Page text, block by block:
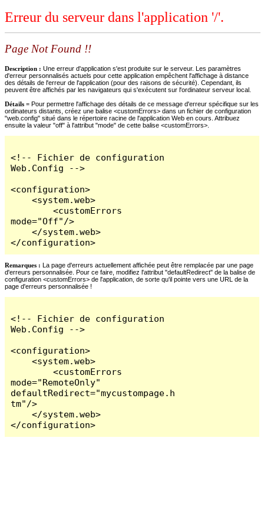
Erreur du serveur dans l'application '/'.
Page Not Found !!
Description : Une erreur d'application s'est produite sur le serveur. Les paramètres
d'erreur personnalisés actuels pour cette application empêchent l'affichage à distance
des détails de l'erreur de l'application (pour des raisons de sécurité). Cependant, ils
peuvent être affichés par les navigateurs qui s'exécutent sur l'ordinateur serveur local.
Détails = Pour permettre l'affichage des détails de ce message d'erreur spécifique sur les
ordinateurs distants, créez une balise <customErrors> dans un fichier de configuration
"web.config" situé dans le répertoire racine de l'application Web en cours. Attribuez
ensuite la valeur "off" à l'attribut "mode" de cette balise <customErrors>.
<!-- Fichier de configuration
Web.Config -->
<configuration>
    <system.web>
        <customErrors
mode="Off"/>
    </system.web>
</configuration>
Remarques : La page d'erreurs actuellement affichée peut être remplacée par une page
d'erreurs personnalisée. Pour ce faire, modifiez l'attribut "defaultRedirect" de la balise de
configuration <customErrors> de l'application, de sorte qu'il pointe vers une URL de la
page d'erreurs personnalisée !
<!-- Fichier de configuration
Web.Config -->
<configuration>
    <system.web>
        <customErrors
mode="RemoteOnly"
defaultRedirect="mycustompage.h
tm"/>
    </system.web>
</configuration>